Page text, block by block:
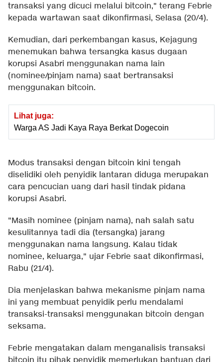
transaksi yang dicuci melalui bitcoin," terang Febrie
kepada wartawan saat dikonfirmasi, Selasa (20/4).
Kemudian, dari perkembangan kasus, Kejagung
menemukan bahwa tersangka kasus dugaan
korupsi Asabri menggunakan nama lain
(nominee/pinjam nama) saat bertransaksi
menggunakan bitcoin.
Lihat juga:
Warga AS Jadi Kaya Raya Berkat Dogecoin
Modus transaksi dengan bitcoin kini tengah
diselidiki oleh penyidik lantaran diduga merupakan
cara pencucian uang dari hasil tindak pidana
korupsi Asabri.
"Masih nominee (pinjam nama), nah salah satu
kesulitannya tadi dia (tersangka) jarang
menggunakan nama langsung. Kalau tidak
nominee, keluarga," ujar Febrie saat dikonfirmasi,
Rabu (21/4).
Dia menjelaskan bahwa mekanisme pinjam nama
ini yang membuat penyidik perlu mendalami
transaksi-transaksi menggunakan bitcoin dengan
seksama.
Febrie mengatakan dalam menganalisis transaksi